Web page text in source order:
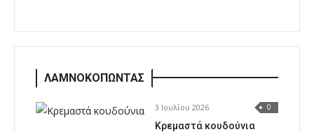
ΛΑΜΝΟΚΟΠΩΝΤΑΣ
3 Ιουλίου 2026 0
Κρεμαστά κουδούνια